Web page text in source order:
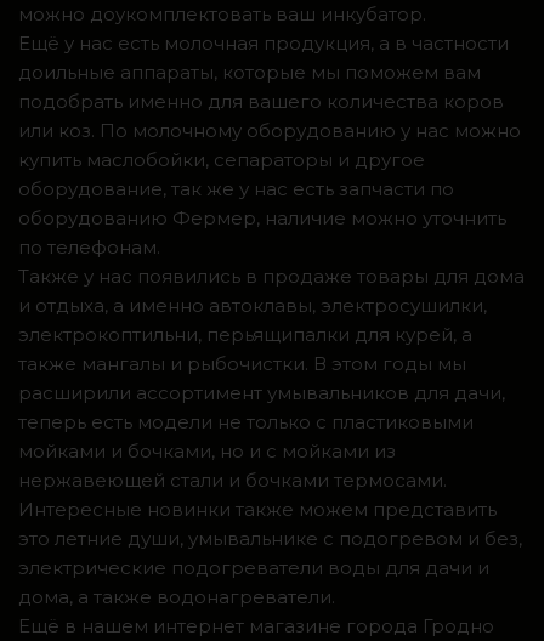
можно доукомплектовать ваш инкубатор.
Ещё у нас есть молочная продукция, а в частности
доильные аппараты, которые мы поможем вам
подобрать именно для вашего количества коров
или коз. По молочному оборудованию у нас можно
купить маслобойки, сепараторы и другое
оборудование, так же у нас есть запчасти по
оборудованию Фермер, наличие можно уточнить
по телефонам.
Также у нас появились в продаже товары для дома
и отдыха, а именно автоклавы, электросушилки,
электрокоптильни, перьящипалки для курей, а
также мангалы и рыбочистки. В этом годы мы
расширили ассортимент умывальников для дачи,
теперь есть модели не только с пластиковыми
мойками и бочками, но и с мойками из
нержавеющей стали и бочками термосами.
Интересные новинки также можем представить
это летние души, умывальнике с подогревом и без,
электрические подогреватели воды для дачи и
дома, а также водонагреватели.
Ещё в нашем интернет магазине города Гродно